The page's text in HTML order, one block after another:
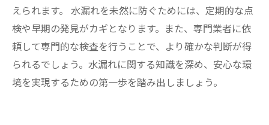
えられます。 水漏れを未然に防ぐためには、定期的な点
検や早期の発見がカギとなります。また、専門業者に依
頼して専門的な検査を行うことで、より確かな判断が得
られるでしょう。水漏れに関する知識を深め、安心な環
境を実現するための第一歩を踏み出しましょう。